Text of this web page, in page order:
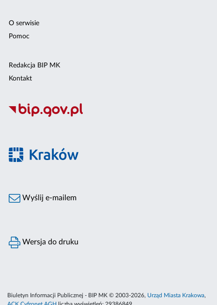
O serwisie
Pomoc
Redakcja BIP MK
Kontakt
Wyślij e-mailem
Wersja do druku
Biuletyn Informacji Publicznej - BIP MK © 2003-2026, Urząd Miasta Krakowa,